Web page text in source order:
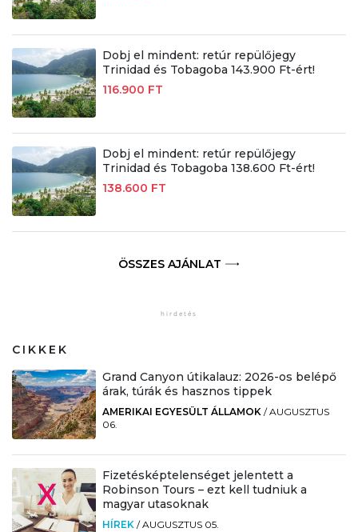
Dobj el mindent: retúr repülőjegy
Trinidad és Tobagoba 143.900 Ft-ért!
116.900 FT
Dobj el mindent: retúr repülőjegy
Trinidad és Tobagoba 138.600 Ft-ért!
138.600 FT
ÖSSZES AJÁNLAT
CIKKEK
Grand Canyon útikalauz: 2026-os belépő
árak, túrák és hasznos tippek
AMERIKAI EGYESÜLT ÁLLAMOK /AUGUSZTUS
06.
Fizetésképtelenséget jelentett a
Robinson Tours – ezt kell tudniuk a
magyar utasoknak
HÍREK /AUGUSZTUS 05.